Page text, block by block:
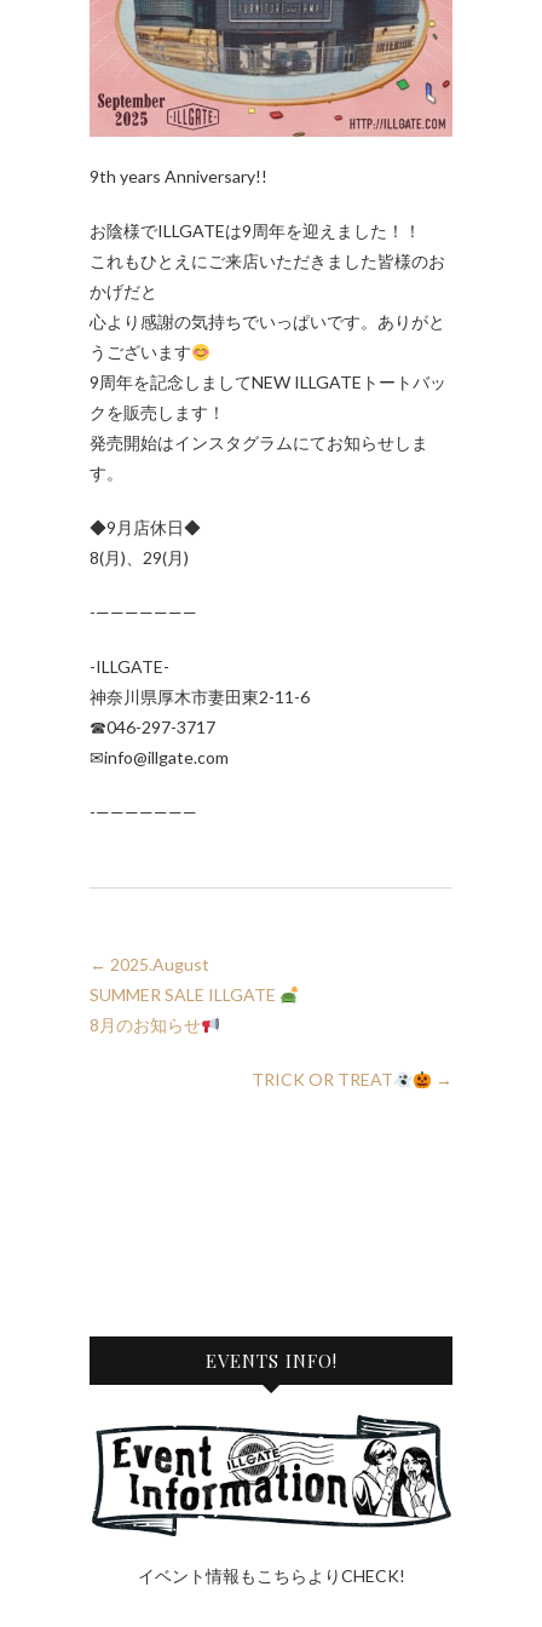
9th years Anniversary!!
お陰様でILLGATEは9周年を迎えました！！
これもひとえにご来店いただきました皆様のお
かげだと
心より感謝の気持ちでいっぱいです。ありがと
うございます
9周年を記念しましてNEW ILLGATEトートバッ
クを販売します！
発売開始はインスタグラムにてお知らせしま
す。
◆9月店休日◆
8(月)、29(月)
-———————
-ILLGATE-
神奈川県厚木市妻田東2-11-6
☎︎046-297-3717
✉︎info@illgate.com
-———————
← 2025.August
SUMMER SALE ILLGATE
8月のお知らせ
TRICK OR TREAT →
EVENTS INFO!
イベント情報もこちらよりCHECK!